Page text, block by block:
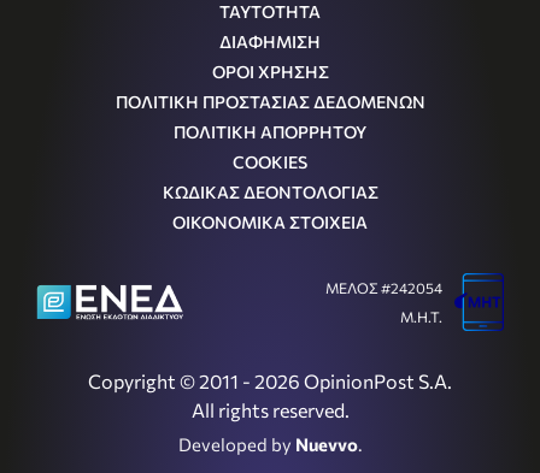
ΤΑΥΤΟΤΗΤΑ
ΔΙΑΦΗΜΙΣΗ
ΟΡΟΙ ΧΡΗΣΗΣ
ΠΟΛΙΤΙΚΗ ΠΡΟΣΤΑΣΙΑΣ ΔΕΔΟΜΕΝΩΝ
ΠΟΛΙΤΙΚΗ ΑΠΟΡΡΗΤΟΥ
COOKIES
ΚΩΔΙΚΑΣ ΔΕΟΝΤΟΛΟΓΙΑΣ
ΟΙΚΟΝΟΜΙΚΑ ΣΤΟΙΧΕΙΑ
Copyright © 2011 - 2026 OpinionPost S.A.
All rights reserved.
Developed by Nuevvo.
ΜΕΛΟΣ #242054
Μ.Η.Τ.